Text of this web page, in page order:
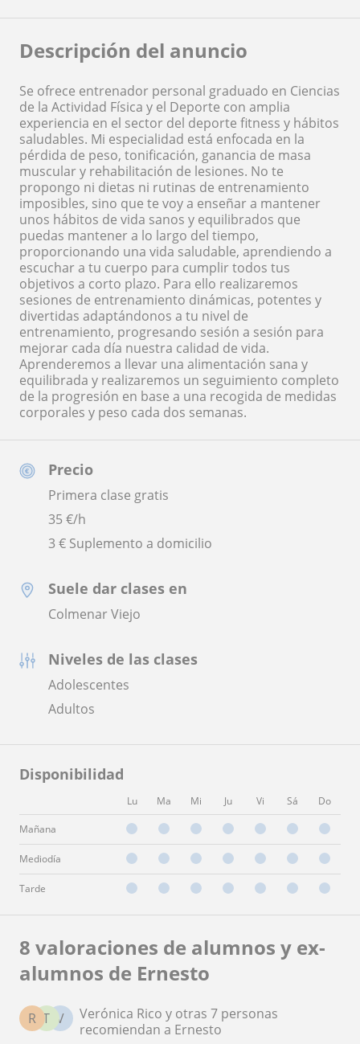
Precio
Primera clase gratis
35€/h
3 € Suplemento a domicilio
Suele dar clases en
Colmenar Viejo
Niveles de las clases
Adolescentes
Adultos
Disponibilidad
Lu Ma Mi Ju Vi Sá Do
Mañana
Mediodía
Tarde
Descripción del anuncio
Se ofrece entrenador personal graduado en Ciencias
de la Actividad Física y el Deporte con amplia
experiencia en el sector del deporte fitness y hábitos
saludables. Mi especialidad está enfocada en la
pérdida de peso, tonificación, ganancia de masa
muscular y rehabilitación de lesiones. No te
propongo ni dietas ni rutinas de entrenamiento
imposibles, sino que te voy a enseñar a mantener
unos hábitos de vida sanos y equilibrados que
puedas mantener a lo largo del tiempo,
proporcionando una vida saludable, aprendiendo a
escuchar a tu cuerpo para cumplir todos tus
objetivos a corto plazo. Para ello realizaremos
sesiones de entrenamiento dinámicas, potentes y
divertidas adaptándonos a tu nivel de
entrenamiento, progresando sesión a sesión para
mejorar cada día nuestra calidad de vida.
Aprenderemos a llevar una alimentación sana y
equilibrada y realizaremos un seguimiento completo
de la progresión en base a una recogida de medidas
corporales y peso cada dos semanas.
8 valoraciones de alumnos y ex-
alumnos de Ernesto
V
T
R
Verónica Rico y otras 7 personas
recomiendan a Ernesto